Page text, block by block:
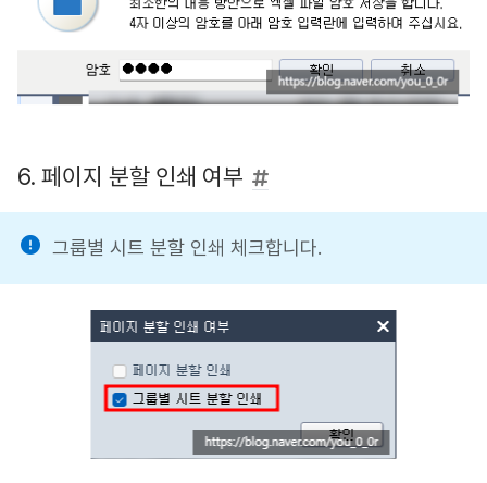
6. 페이지 분할 인쇄 여부
그룹별 시트 분할 인쇄 체크합니다.